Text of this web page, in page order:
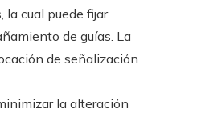
la cual puede fijar
de guías. La
de señalización
la alteración